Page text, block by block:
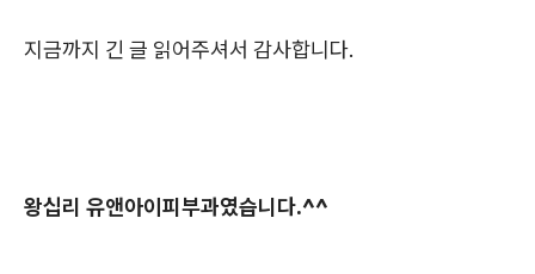
지금까지 긴 글 읽어주셔서 감사합니다.
왕십리 유앤아이피부과였습니다.^^